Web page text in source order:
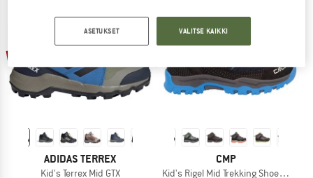
ADIDAS TERREX
Kid's Terrex Mid GTX
CMP
Kid's Rigel Mid Trekking Shoes
ASETUKSET VALITSE KAIKKI